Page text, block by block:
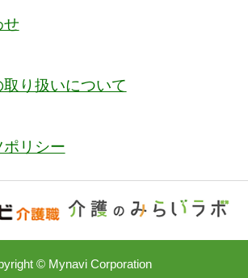
せ
り扱いについて
ポリシー
© Mynavi Corporation